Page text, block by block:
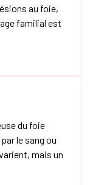
au foie,
familial est
du foie
le sang ou
mais un